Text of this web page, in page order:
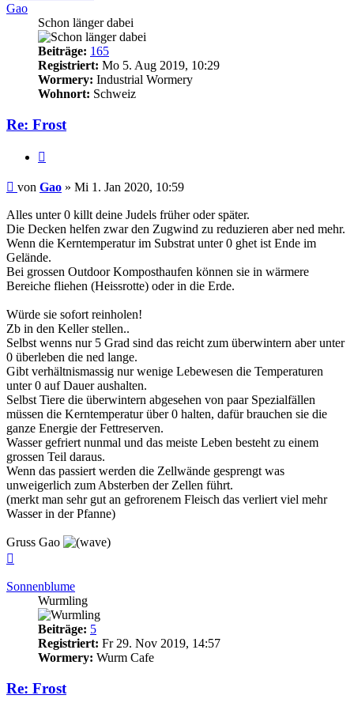
Gao
Schon länger dabei
Beiträge: 165
Registriert: Mo 5. Aug 2019, 10:29
Wormery: Industrial Wormery
Wohnort: Schweiz
Re: Frost
Beitrag
von Gao » Mi 1. Jan 2020, 10:59
Alles unter 0 killt deine Judels früher oder später.
Die Decken helfen zwar den Zugwind zu reduzieren aber ned mehr.
Wenn die Kerntemperatur im Substrat unter 0 ghet ist Ende im
Gelände.
Bei grossen Outdoor Komposthaufen können sie in wärmere
Bereiche fliehen (Heissrotte) oder in die Erde.
Würde sie sofort reinholen!
Zb in den Keller stellen..
Selbst wenns nur 5 Grad sind das reicht zum überwintern aber unter
0 überleben die ned lange.
Gibt verhältnismassig nur wenige Lebewesen die Temperaturen
unter 0 auf Dauer aushalten.
Selbst Tiere die überwintern abgesehen von paar Spezialfällen
müssen die Kerntemperatur über 0 halten, dafür brauchen sie die
ganze Energie der Fettreserven.
Wasser gefriert nunmal und das meiste Leben besteht zu einem
grossen Teil daraus.
Wenn das passiert werden die Zellwände gesprengt was
unweigerlich zum Absterben der Zellen führt.
(merkt man sehr gut an gefrorenem Fleisch das verliert viel mehr
Wasser in der Pfanne)
Gruss Gao
Sonnenblume
Wurmling
Beiträge: 5
Registriert: Fr 29. Nov 2019, 14:57
Wormery: Wurm Cafe
Re: Frost